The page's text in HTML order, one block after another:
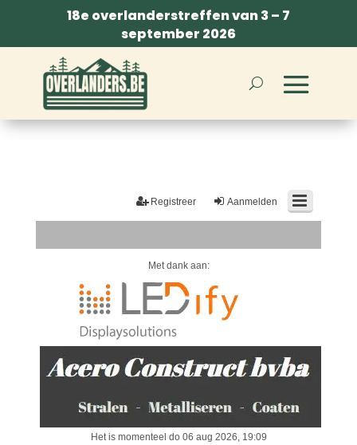
18e overlanderstreffen van 3 – 7
september 2026